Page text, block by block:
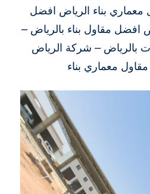
بناء الرياض افضل
افضل مقاول بناء بالرياض –
بالرياض – شركة الرياض